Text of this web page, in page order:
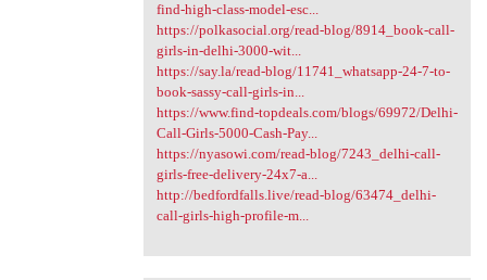
find-high-class-model-esc...
https://polkasocial.org/read-blog/8914_book-call-
girls-in-delhi-3000-wit...
https://say.la/read-blog/11741_whatsapp-24-7-to-
book-sassy-call-girls-in...
https://www.find-topdeals.com/blogs/69972/Delhi-
Call-Girls-5000-Cash-Pay...
https://nyasowi.com/read-blog/7243_delhi-call-
girls-free-delivery-24x7-a...
http://bedfordfalls.live/read-blog/63474_delhi-
call-girls-high-profile-m...